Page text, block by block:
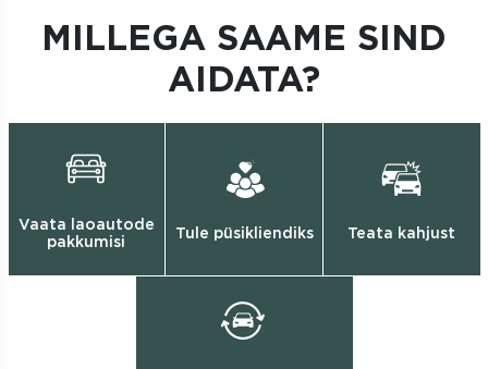
MILLEGA SAAME SIND
AIDATA?
Vaata laoautode
pakkumisi
Tule püsikliendiks Teata kahjust